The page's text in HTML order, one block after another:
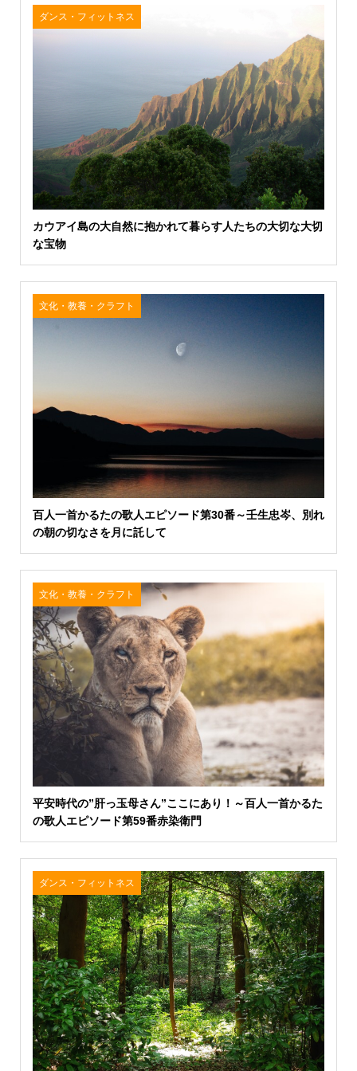
ダンス・フィットネス
カウアイ島の大自然に抱かれて暮らす人たちの大切な大切
な宝物
文化・教養・クラフト
百人一首かるたの歌人エピソード第30番～壬生忠岑、別れ
の朝の切なさを月に託して
文化・教養・クラフト
平安時代の”肝っ玉母さん”ここにあり！～百人一首かるた
の歌人エピソード第59番赤染衛門
ダンス・フィットネス